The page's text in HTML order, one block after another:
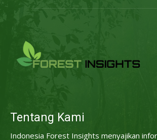
Tentang Kami
Indonesia Forest Insights menyajikan